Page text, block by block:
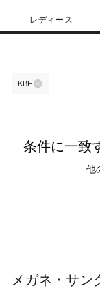
レディース
KBF
条件に一致
他
メガネ・サン